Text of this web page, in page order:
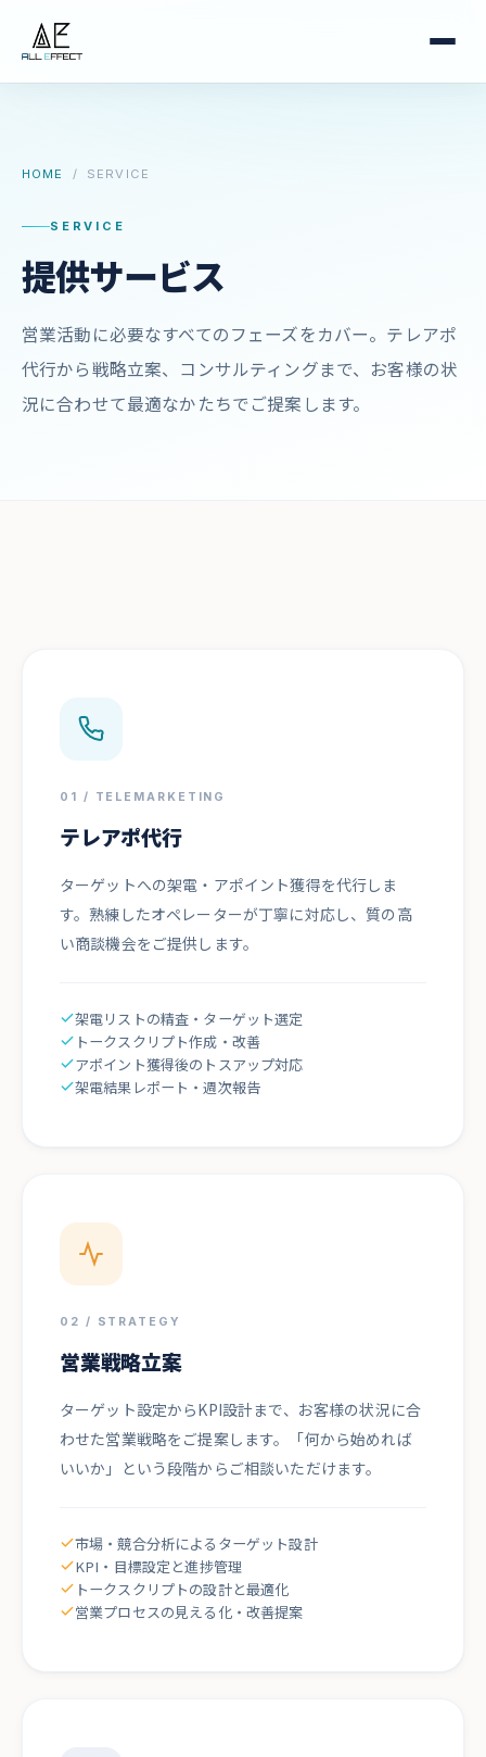
HOME / SERVICE
SERVICE
提供サービス
営業活動に必要なすべてのフェーズをカバー。テレアポ
代行から戦略立案、コンサルティングまで、お客様の状
況に合わせて最適なかたちでご提案します。
01 / TELEMARKETING
テレアポ代行
ターゲットへの架電・アポイント獲得を代行しま
す。熟練したオペレーターが丁寧に対応し、質の高
い商談機会をご提供します。
架電リストの精査・ターゲット選定
トークスクリプト作成・改善
アポイント獲得後のトスアップ対応
架電結果レポート・週次報告
02 / STRATEGY
営業戦略立案
ターゲット設定からKPI設計まで、お客様の状況に合
わせた営業戦略をご提案します。「何から始めれば
いいか」という段階からご相談いただけます。
市場・競合分析によるターゲット設計
KPI・目標設定と進捗管理
トークスクリプトの設計と最適化
営業プロセスの見える化・改善提案